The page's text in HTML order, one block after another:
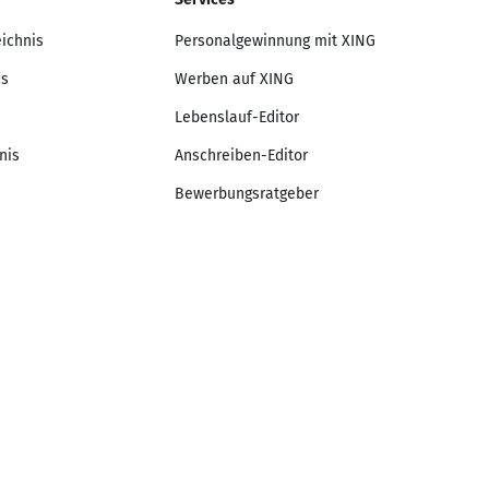
Personalgewinnung mit XING
Werben auf XING
Lebenslauf-Editor
Anschreiben-Editor
Bewerbungsratgeber